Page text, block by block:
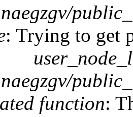
: Trying to get
function: